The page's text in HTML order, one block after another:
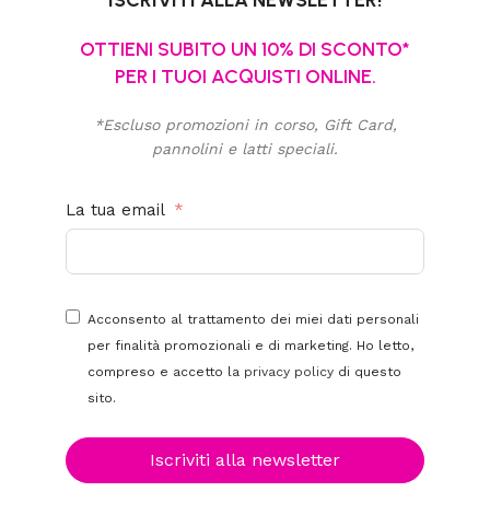
OTTIENI SUBITO UN 10% DI SCONTO*
PER I TUOI ACQUISTI ONLINE.
*Escluso promozioni in corso, Gift Card,
pannolini e latti speciali.
La tua email
Acconsento al trattamento dei miei dati personali
per finalità promozionali e di marketing. Ho letto,
compreso e accetto la privacy policy di questo
sito.
Iscriviti alla newsletter